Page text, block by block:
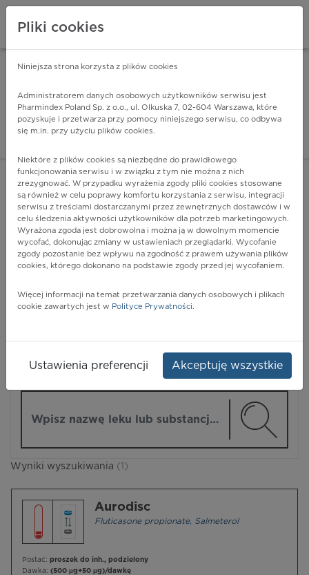
Pharmindex - lider
ZALOGUJ SIĘ
POKAŻ FILTRY
Pharmindex
Wyniki wyszukiwania (1)
Aurodisc
Fluticasone propionate, Salmeterol
Postać: proszek do inh., podzielony
Dawka: (500 µg+50 µg)/dawkę
Pliki cookies
Niniejsza strona korzysta z plików cookies
Administratorem danych osobowych użytkowników serwisu jest
Pharmindex Poland Sp. z o.o., ul. Olkuska 7, 02-604 Warszawa, które
pozyskuje i przetwarza przy pomocy niniejszego serwisu, co odbywa
się m.in. przy użyciu plików cookies.
Niektóre z plików cookies są niezbędne do prawidłowego
funkcjonowania serwisu i w związku z tym nie można z nich
zrezygnować. W przypadku wyrażenia zgody pliki cookies stosowane
są również w celu poprawy komfortu korzystania z serwisu, integracji
serwisu z treściami dostarczanymi przez zewnętrznych dostawców i w
celu śledzenia aktywności użytkowników dla potrzeb marketingowych.
Wyrażona zgoda jest dobrowolna i można ją w dowolnym momencie
wycofać, dokonując zmiany w ustawieniach przeglądarki. Wycofanie
zgody pozostanie bez wpływu na zgodność z prawem używania plików
cookies, którego dokonano na podstawie zgody przed jej wycofaniem.
Więcej informacji na temat przetwarzania danych osobowych i plikach
cookie zawartych jest w Polityce Prywatności.
Ustawienia preferencji Akceptuję wszystkie
ZA DARMO - w Google Play INSTALUJ